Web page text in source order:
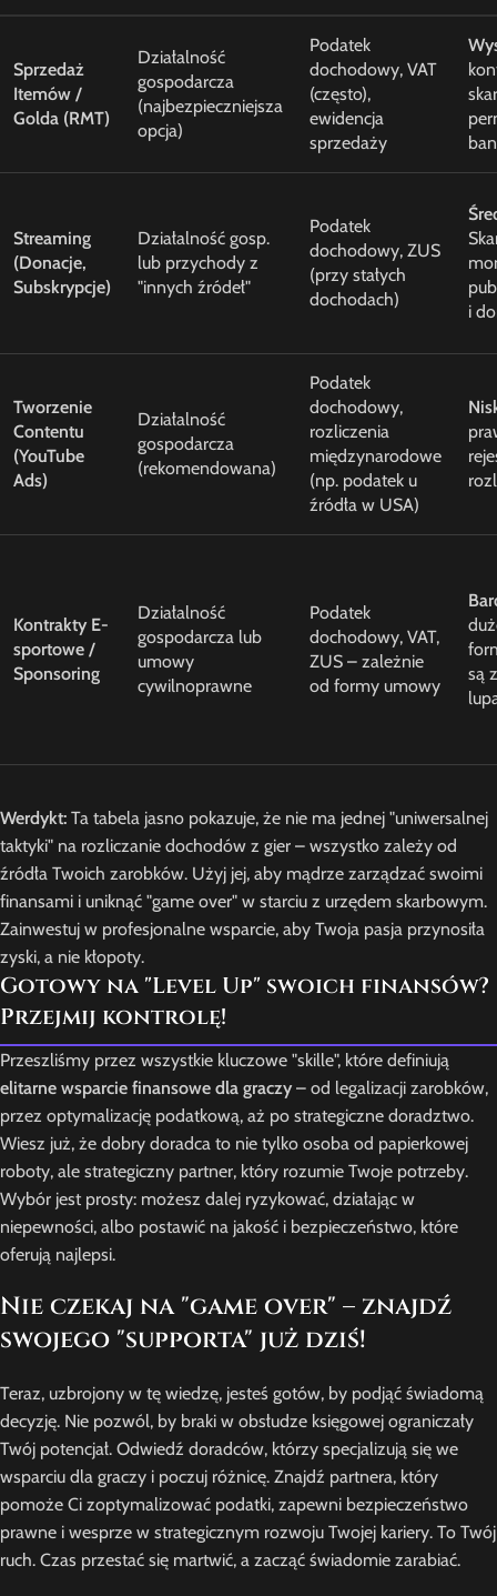
Sprzedaż
Itemów /
Golda (RMT)
Działalność
gospodarcza
(najbezpieczniejsza
opcja)
Podatek
dochodowy, VAT
(często),
ewidencja
sprzedaży
Streaming
(Donacje,
Subskrypcje)
Działalność gosp.
lub przychody z
"innych źródeł"
Podatek
dochodowy, ZUS
(przy stałych
dochodach)
i
Tworzenie
Contentu
(YouTube
Ads)
Działalność
gospodarcza
(rekomendowana)
Podatek
dochodowy,
rozliczenia
międzynarodowe
(np. podatek u
źródła w USA)
Kontrakty E-
sportowe /
Sponsoring
Działalność
gospodarcza lub
umowy
cywilnoprawne
Podatek
dochodowy, VAT,
ZUS – zależnie
od formy umowy
są
Werdykt: Ta tabela jasno pokazuje, że nie ma jednej "uniwersalnej
taktyki" na rozliczanie dochodów z gier – wszystko zależy od
źródła Twoich zarobków. Użyj jej, aby mądrze zarządzać swoimi
finansami i uniknąć "game over" w starciu z urzędem skarbowym.
Zainwestuj w profesjonalne wsparcie, aby Twoja pasja przynosiła
zyski, a nie kłopoty.
Gotowy na "Level Up" swoich finansów?
Przejmij kontrolę!
Przeszliśmy przez wszystkie kluczowe "skille", które definiują
elitarne wsparcie finansowe dla graczy– od legalizacji zarobków,
przez optymalizację podatkową, aż po strategiczne doradztwo.
Wiesz już, że dobry doradca to nie tylko osoba od papierkowej
roboty, ale strategiczny partner, który rozumie Twoje potrzeby.
Wybór jest prosty: możesz dalej ryzykować, działając w
niepewności, albo postawić na jakość i bezpieczeństwo, które
oferują najlepsi.
Nie czekaj na "game over" – znajdź
swojego "supporta" już dziś!
Teraz, uzbrojony w tę wiedzę, jesteś gotów, by podjąć świadomą
decyzję. Nie pozwól, by braki w obsłudze księgowej ograniczały
Twój potencjał. Odwiedź doradców, którzy specjalizują się we
wsparciu dla graczy i poczuj różnicę. Znajdź partnera, który
pomoże Ci zoptymalizować podatki, zapewni bezpieczeństwo
prawne i wesprze w strategicznym rozwoju Twojej kariery. To Twój
ruch. Czas przestać się martwić, a zacząć świadomie zarabiać.